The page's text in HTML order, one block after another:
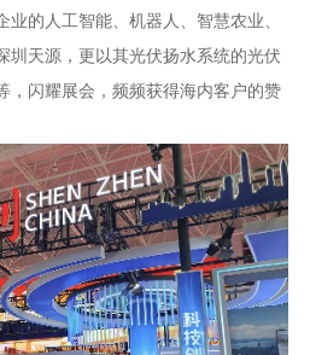
的人工智能、机器人、智慧农业、
圳天源，更以其光伏扬水系统的光伏
，闪耀展会，频频获得海内客户的赞